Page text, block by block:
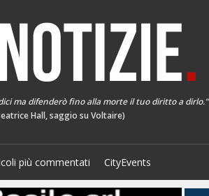
ma difenderò fino alla morte il tuo diritto a dirlo.”
Hall, saggio su Voltaire)
più commentati CityEvents